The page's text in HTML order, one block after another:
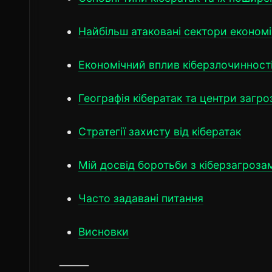
Найбільш атаковані сектори
Економічний вплив кіберзлочинності
Географія кібератак та центри
Стратегії захисту від кібератак
Мій досвід боротьби з
Часто задавані питання
Висновки
⸻